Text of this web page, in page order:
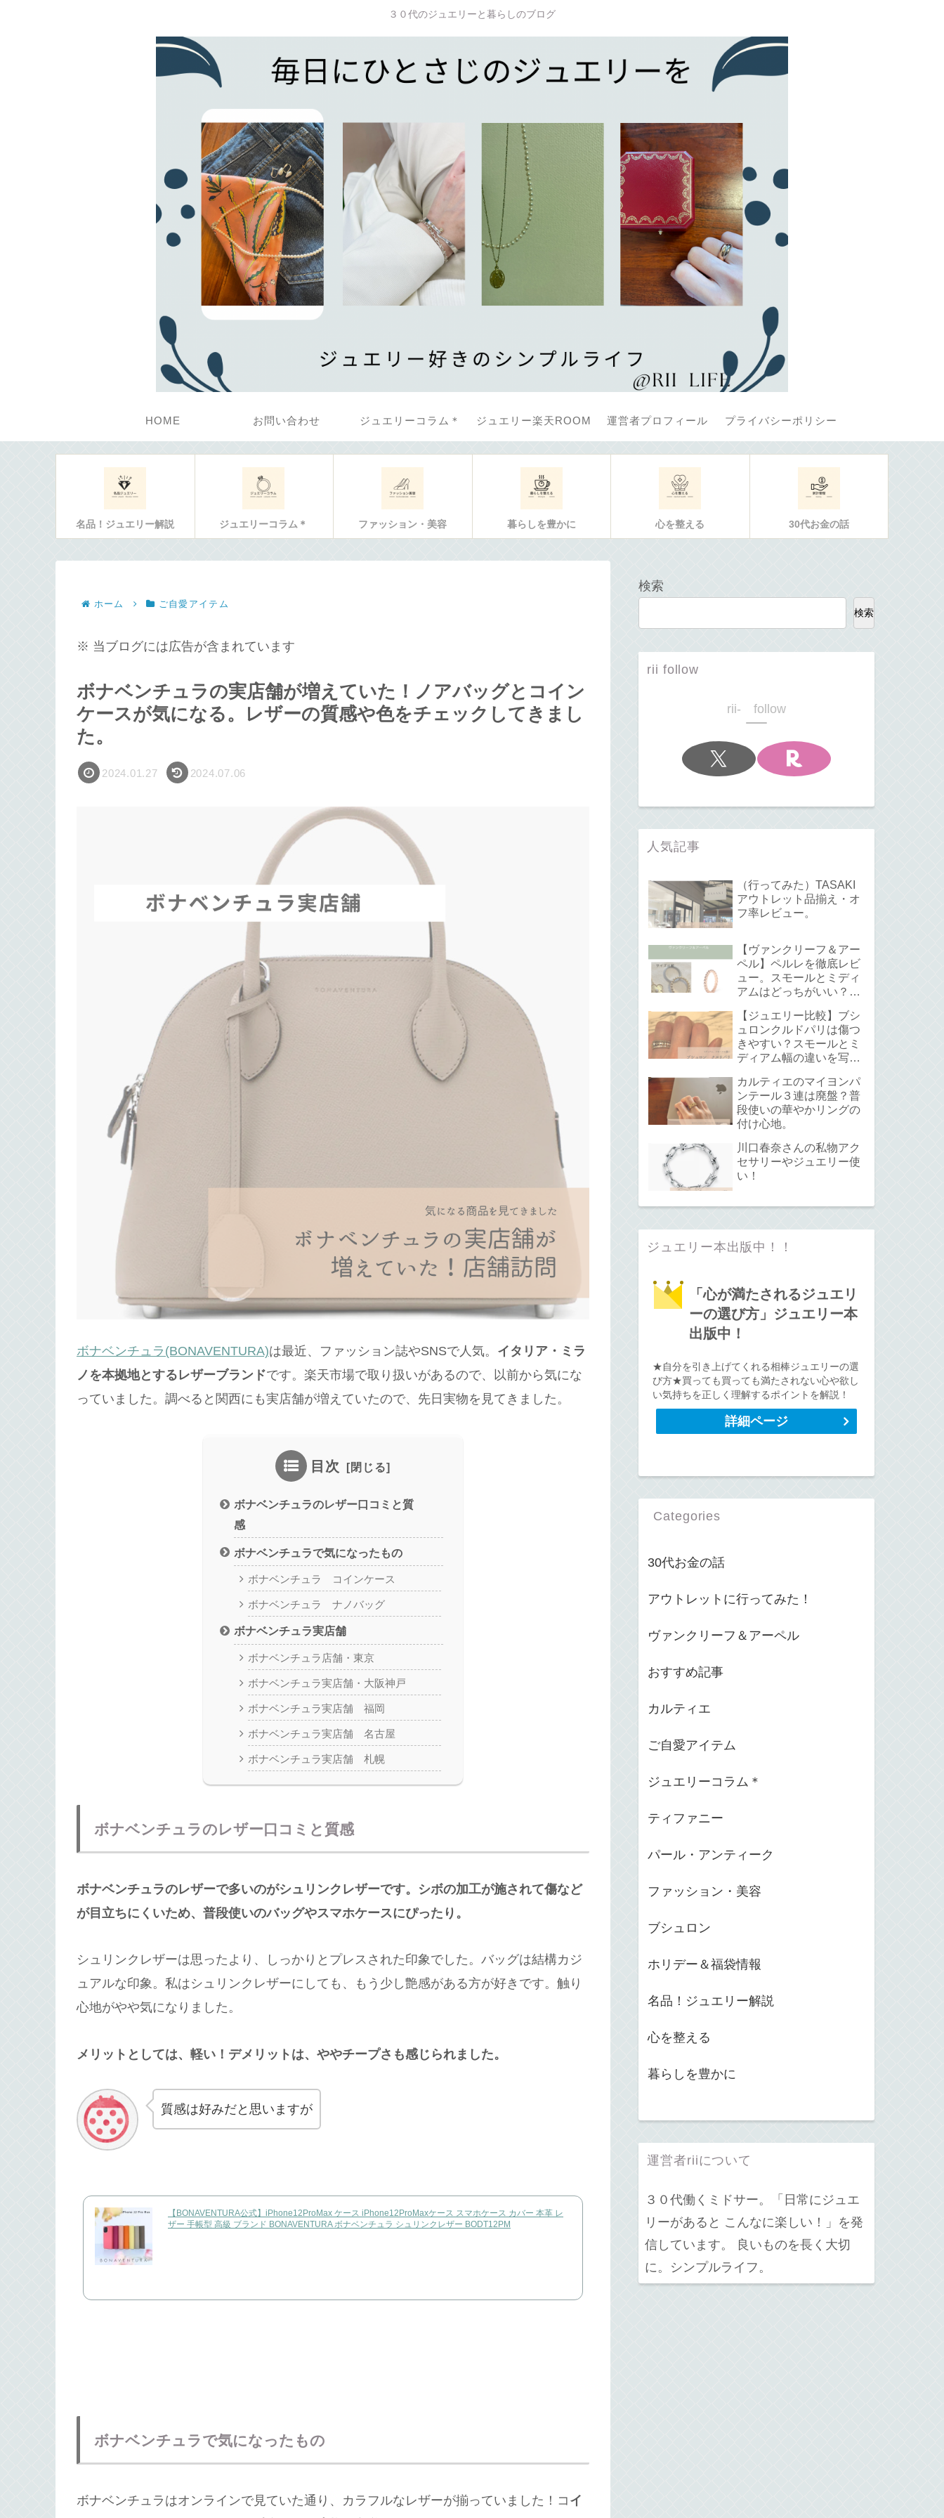
３０代のジュエリーと暮らしのブログ
HOME お問い合わせ ジュエリーコラム＊ ジュエリー楽天ROOM 運営者プロフィール プライバシーポリシー
名品！ジュエリー解説 ジュエリーコラム＊ ファッション・美容 暮らしを豊かに 心を整える 30代お金の話
ホーム ご自愛アイテム
※ 当ブログには広告が含まれています
ボナベンチュラの実店舗が増えていた！ノアバッグとコイン
ケースが気になる。レザーの質感や色をチェックしてきまし
た。
2024.01.27 2024.07.06
ボナベンチュラ(BONAVENTURA)は最近、ファッション誌やSNSで人気。 イタリア・ミラ
ノを本拠地とするレザーブランドです。楽天市場で取り扱いがあるので、以前から気にな
っていました。調べると関西にも実店舗が増えていたので、先日実物を見てきました。
目次
ボナベンチュラのレザー口コミと質
感
ボナベンチュラで気になったもの
ボナベンチュラ コインケース
ボナベンチュラ ナノバッグ
ボナベンチュラ実店舗
ボナベンチュラ店舗・東京
ボナベンチュラ実店舗・大阪神戸
ボナベンチュラ実店舗 福岡
ボナベンチュラ実店舗 名古屋
ボナベンチュラ実店舗 札幌
ボナベンチュラのレザー口コミと質感
ボナベンチュラのレザーで多いのがシュリンクレザーです。シボの加工が施されて傷など
が目立ちにくいため、普段使いのバッグやスマホケースにぴったり。
シュリンクレザーは思ったより、しっかりとプレスされた印象でした。バッグは結構カジ
ュアルな印象。私はシュリンクレザーにしても、もう少し艶感がある方が好きです。触り
心地がやや気になりました。
メリットとしては、軽い！デメリットは、ややチープさも感じられました。
質感は好みだと思いますが
【BONAVENTURA公式】iPhone12ProMax ケース iPhone12ProMaxケース スマホケース カバー 本革 レ
ザー 手帳型 高級 ブランド BONAVENTURA ボナベンチュラ シュリンクレザー BODT12PM
ボナベンチュラで気になったもの
ボナベンチュラはオンラインで見ていた通り、カラフルなレザーが揃っていました！コ イ
検索
検索
rii follow
rii- follow
人気記事
（行ってみた）TASAKI
アウトレット品揃え・オ
フ率レビュー。
【ヴァンクリーフ＆アー
ペル】ペルレを徹底レビ
ュー。スモールとミディ
アムはどっちがいい？サ
て。
【ジュエリー比較】ブシ
ュロンクルドパリは傷つ
きやすい？スモールとミ
ディアム幅の違いを写真
カルティエのマイヨンパ
ンテール３連は廃盤？普
段使いの華やかリングの
付け心地。
川口春奈さんの私物アク
セサリーやジュエリー使
い！
ジュエリー本出版中！！
「心が満たされるジュエリ
ーの選び方」ジュエリー本
出版中！
★自分を引き上げてくれる相棒ジュエリーの選
び方★買っても買っても満たされない心や欲し
い気持ちを正しく理解するポイントを解説！
詳細ページ
Categories
30代お金の話
アウトレットに行ってみた！
ヴァンクリーフ＆アーペル
おすすめ記事
カルティエ
ご自愛アイテム
ジュエリーコラム＊
ティファニー
パール・アンティーク
ファッション・美容
ブシュロン
ホリデー＆福袋情報
名品！ジュエリー解説
心を整える
暮らしを豊かに
運営者riiについて
３０代働くミドサー。「日常にジュエ
リーがあると こんなに楽しい！」を発
信しています。 良いものを長く大切
に。シンプルライフ。